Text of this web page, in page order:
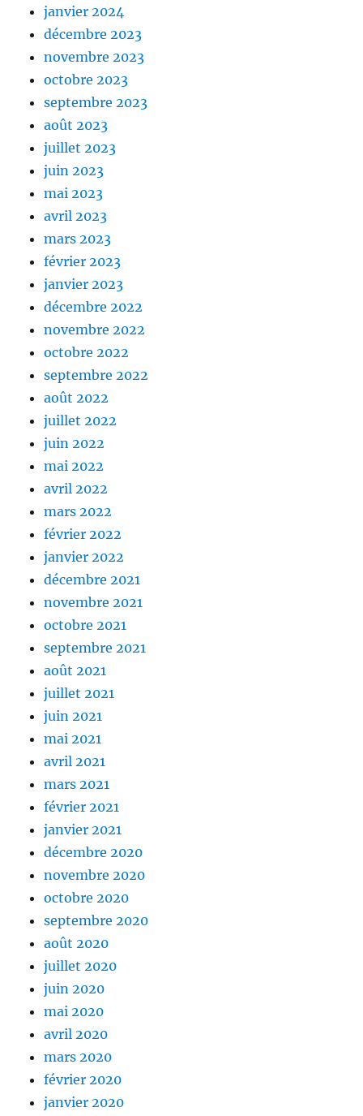
janvier 2024
décembre 2023
novembre 2023
octobre 2023
septembre 2023
août 2023
juillet 2023
juin 2023
mai 2023
avril 2023
mars 2023
février 2023
janvier 2023
décembre 2022
novembre 2022
octobre 2022
septembre 2022
août 2022
juillet 2022
juin 2022
mai 2022
avril 2022
mars 2022
février 2022
janvier 2022
décembre 2021
novembre 2021
octobre 2021
septembre 2021
août 2021
juillet 2021
juin 2021
mai 2021
avril 2021
mars 2021
février 2021
janvier 2021
décembre 2020
novembre 2020
octobre 2020
septembre 2020
août 2020
juillet 2020
juin 2020
mai 2020
avril 2020
mars 2020
février 2020
janvier 2020